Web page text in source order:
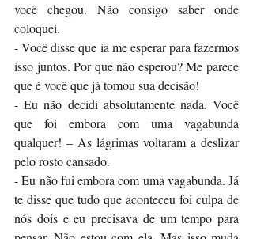
você chegou. Não consigo saber onde
coloquei.
- Você disse que ia me esperar para fazermos
isso juntos. Por que não esperou? Me parece
que é você que já tomou sua decisão!
- Eu não decidi absolutamente nada. Você
que foi embora com uma vagabunda
qualquer! – As lágrimas voltaram a deslizar
pelo rosto cansado.
- Eu não fui embora com uma vagabunda. Já
te disse que tudo que aconteceu foi culpa de
nós dois e eu precisava de um tempo para